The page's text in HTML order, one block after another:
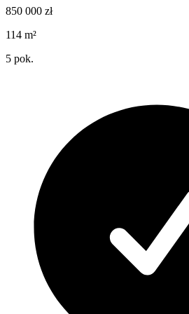
850 000 zł
114 m²
5 pok.